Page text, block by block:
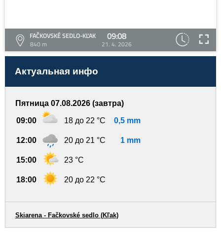
FAČKOVSKÉ SEDLO-KĽAK
840 m
09:08
21. 4. 2026
Актуальная инфо
Пятница 07.08.2026 (завтра)
09:00 18 до 22 °C 0,5 mm
12:00 20 до 21 °C 1 mm
15:00 23 °C
18:00 20 до 22 °C
Skiarena - Fačkovské sedlo (Kľak)